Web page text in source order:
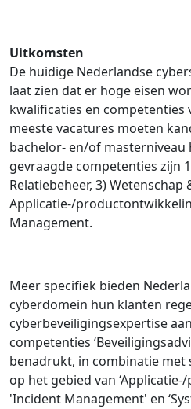
Uitkomsten
De huidige Nederlandse
laat zien dat er hoge eisen
kwalificaties en competenties
meeste vacatures moeten
bachelor- en/of masterniveau
gevraagde competenties zijn
Relatiebeheer, 3) Wetenschap
Applicatie-/
Management.
Meer specifiek bieden
cyberdomein hun klanten
cyberbeveiligingsexpertise
competenties
benadrukt, in combinatie met
op het gebied van
'Incident Management' en